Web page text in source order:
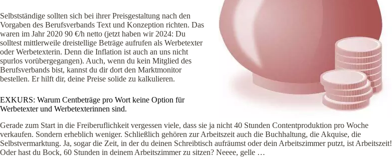
Selbstständige sollten sich bei ihrer Preisgestaltung nach den
Vorgaben des Berufsverbands Text und Konzeption richten. Das
waren im Jahr 2020 90 €/h netto (jetzt haben wir 2024: Du
solltest mittlerweile dreistellige Beträge aufrufen als Werbetexter
oder Werbetexterin. Denn die Inflation ist auch an uns nicht
spurlos vorübergegangen). Auch, wenn du kein Mitglied des
Berufsverbands bist, kannst du dir dort den Marktmonitor
bestellen. Er hilft dir, deine Preise solide zu kalkulieren.
EXKURS: Warum Centbeträge pro Wort keine Option für
Werbetexter und Werbetexterinnen sind.
Gerade zum Start in die Freiberuflichkeit vergessen viele, dass sie ja nicht 40 Stunden Contentproduktion pro Woche
verkaufen. Sondern erheblich weniger. Schließlich gehören zur Arbeitszeit auch die Buchhaltung, die Akquise, die
Selbstvermarktung. Ja, sogar die Zeit, in der du deinen Schreibtisch aufräumst oder dein Arbeitszimmer putzt, ist Arbeitszeit!
Oder hast du Bock, 60 Stunden in deinem Arbeitszimmer zu sitzen? Neeee, gelle …